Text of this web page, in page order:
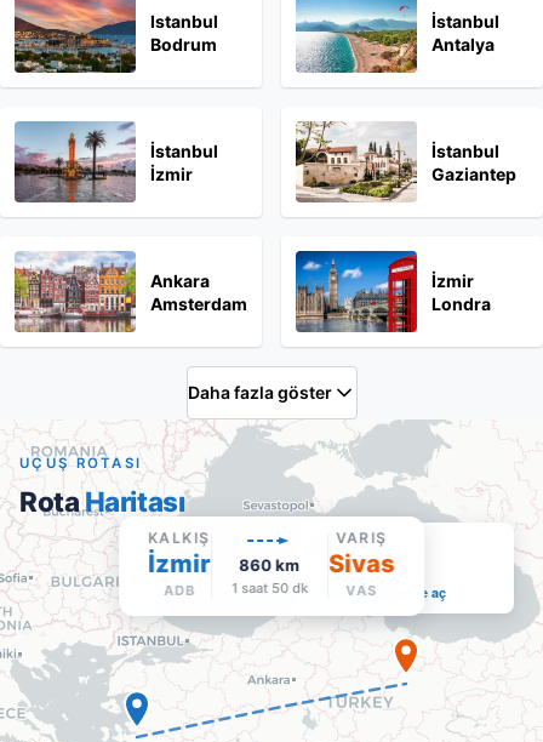
Istanbul
Bodrum
İstanbul
Antalya
İstanbul
İzmir
İstanbul
Gaziantep
Ankara
Amsterdam
İzmir
Londra
Daha fazla göster
Sivas
VAS·Varış
Google Maps'te aç
UÇUŞ ROTASI
RotaHaritası
KALKIŞ
İzmir
ADB
860km
1 saat 50 dk
VARIŞ
Sivas
VAS